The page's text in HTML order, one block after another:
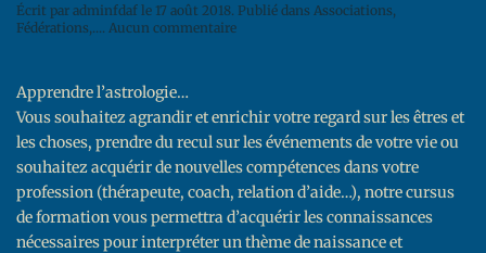
Écrit par adminfdaf le 17 août 2018. Publié dans Associations,
Fédérations,.... Aucun commentairesur
–
LE
GUEN
Apprendre l’astrologie…
Vous souhaitez agrandir et enrichir votre regard sur les êtres et
les choses, prendre du recul sur les événements de votre vie ou
souhaitez acquérir de nouvelles compétences dans votre
profession (thérapeute, coach, relation d’aide…), notre cursus
de formation vous permettra d’acquérir les connaissances
nécessaires pour interpréter un thème de naissance et